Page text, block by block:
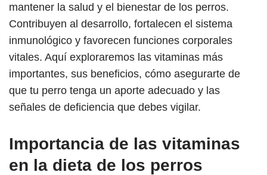
mantener la salud y el bienestar de los perros.
Contribuyen al desarrollo, fortalecen el sistema
inmunológico y favorecen funciones corporales
vitales. Aquí exploraremos las vitaminas más
importantes, sus beneficios, cómo asegurarte de
que tu perro tenga un aporte adecuado y las
señales de deficiencia que debes vigilar.
Importancia de las vitaminas
en la dieta de los perros